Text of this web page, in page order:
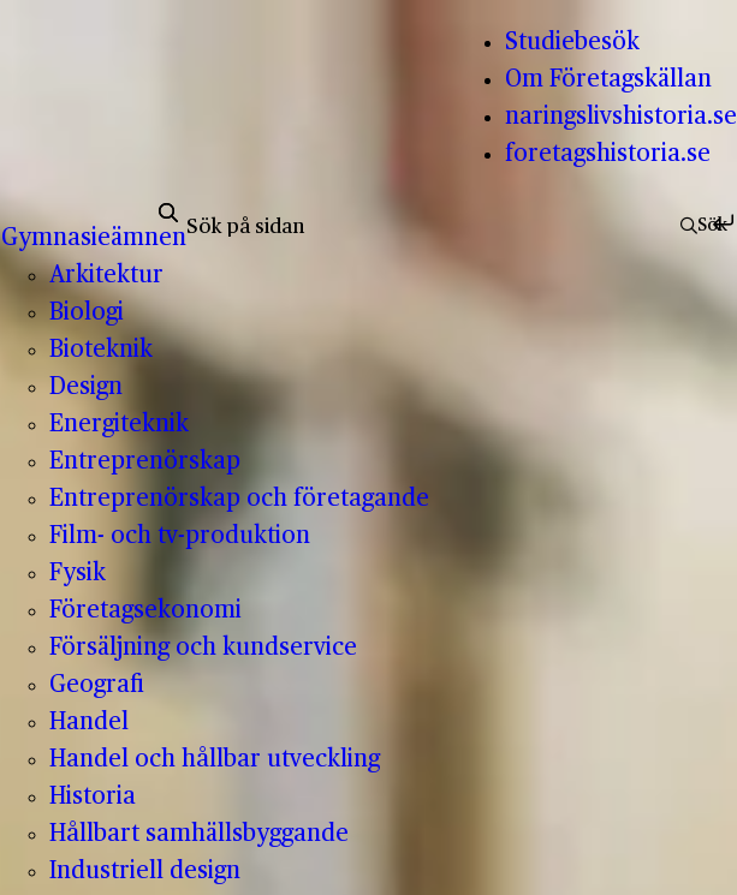
Studiebesök
Om Företagskällan
naringslivshistoria.se
foretagshistoria.se
Gymnasieämnen
Arkitektur
Biologi
Bioteknik
Design
Energiteknik
Entreprenörskap
Entreprenörskap och företagande
Film- och tv-produktion
Fysik
Företagsekonomi
Försäljning och kundservice
Geografi
Handel
Handel och hållbar utveckling
Historia
Hållbart samhällsbyggande
Industriell design
Sök efter: Sök